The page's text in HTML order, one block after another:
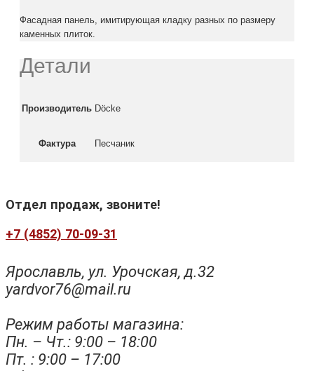
Фасадная панель, имитирующая кладку разных по размеру
каменных плиток.
Детали
Производитель Döcke
Фактура Песчаник
Отдел продаж, звоните!
+7 (4852) 70-09-31
Ярославль, ул. Урочская, д.32
yardvor76@mail.ru
Режим работы магазина:
Пн. – Чт.: 9:00 – 18:00
Пт. : 9:00 – 17:00